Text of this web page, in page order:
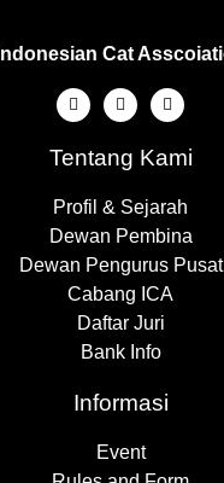
Indonesian Cat
Tentang Kami
Profil & Sejarah
Dewan Pembina
Dewan Pengurus Pusat
Cabang ICA
Daftar Juri
Bank Info
Informasi
Event